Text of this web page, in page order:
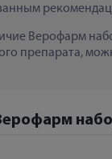
Верофарм
препарата,